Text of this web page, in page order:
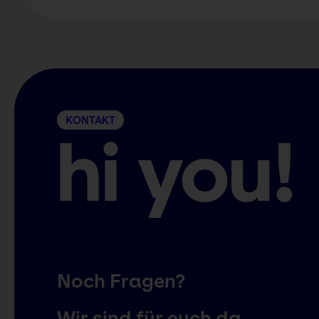
KONTAKT
hi you!
Noch Fragen?